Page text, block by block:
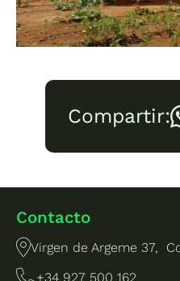
Compartir:
Contacto
Virgen de Argeme 37,
+34 927 500 162